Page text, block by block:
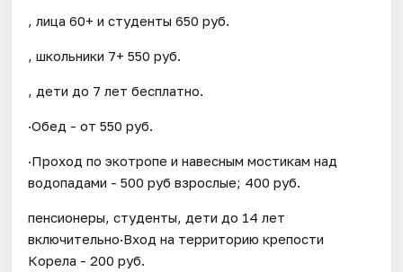
, лица 60+ и студенты 650 руб.
, школьники 7+ 550 руб.
, дети до 7 лет бесплатно.
·Обед - от 550 руб.
·Проход по экотропе и навесным мостикам над
водопадами - 500 руб взрослые; 400 руб.
пенсионеры, студенты, дети до 14 лет
включительно·Вход на территорию крепости
Корела - 200 руб.